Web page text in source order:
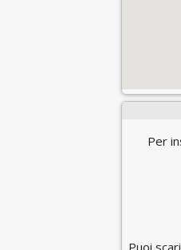
Per
Puoi